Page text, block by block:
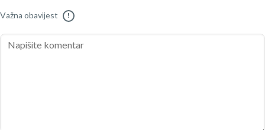
Važna obavijest !